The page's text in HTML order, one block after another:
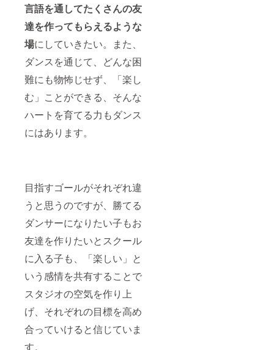
言語を通してたくさんの友
達を作ってもらえるような
場にしていきたい。また、
ダンスを通じて、どんな困
難にも物怖じせず、「楽し
む」ことができる、そんな
ハートを育てる力もダンス
にはあります。
目指すゴールがそれぞれ違
うと思うのですが、勝てる
ダンサーになりたい子もお
友達を作りたいとスクール
に入る子も、「楽しい」と
いう感情を共有することで
スタジオの空気を作り上
げ、それぞれの目標を高め
合っていけると信じていま
す。